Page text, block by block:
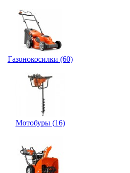
Газонокосилки (60)
Мотобуры (16)